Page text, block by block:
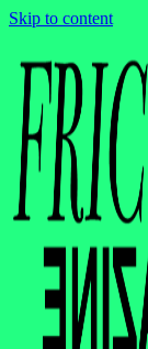
Skip to content